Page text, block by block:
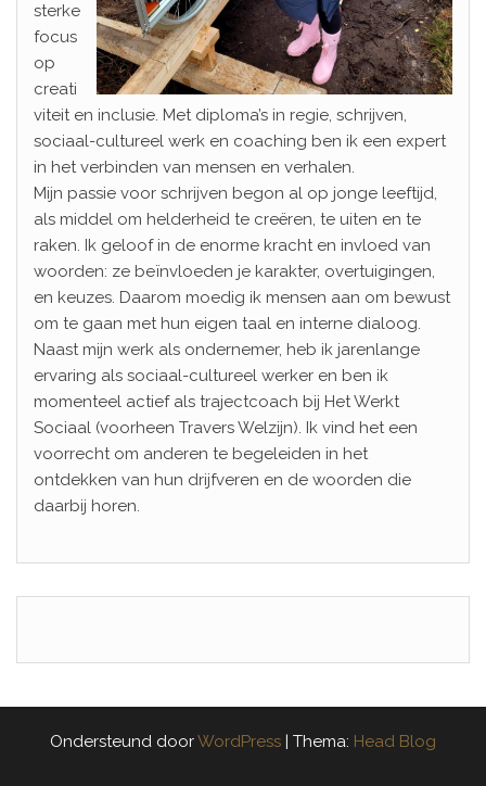
sterke
focus
op
creati
viteit en inclusie. Met diploma’s in regie, schrijven,
sociaal-cultureel werk en coaching ben ik een expert
in het verbinden van mensen en verhalen.
Mijn passie voor schrijven begon al op jonge leeftijd,
als middel om helderheid te creëren, te uiten en te
raken. Ik geloof in de enorme kracht en invloed van
woorden: ze beïnvloeden je karakter, overtuigingen,
en keuzes. Daarom moedig ik mensen aan om bewust
om te gaan met hun eigen taal en interne dialoog.
Naast mijn werk als ondernemer, heb ik jarenlange
ervaring als sociaal-cultureel werker en ben ik
momenteel actief als trajectcoach bij Het Werkt
Sociaal (voorheen Travers Welzijn). Ik vind het een
voorrecht om anderen te begeleiden in het
ontdekken van hun drijfveren en de woorden die
daarbij horen.
Ondersteund doorWordPress | Thema: Head Blog